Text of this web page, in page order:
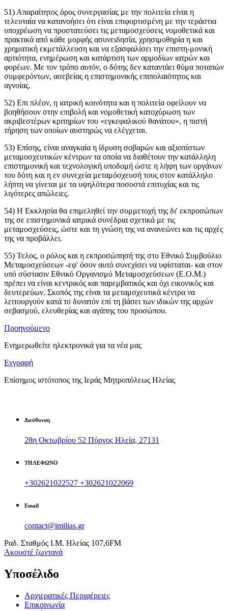
51) Απαραίτητος όρος συνεργασίας με την πολιτεία είναι η
τελευταία να κατανοήσει ότι είναι επιφορτισμένη με την τεράστια
υποχρέωση να προστατεύσει τις μεταμοσχεύσεις νομοθετικά και
πρακτικά από κάθε μορφής ασυνειδησία, χρησιμοθηρία η και
χρηματική εκμετάλλευση και να εξασφαλίσει την επιστη-μονική
αρτιότητα, ενημέρωση και κατάρτιση των αρμοδίων ιατρών και
φορέων. Με τον τρόπο αυτόν, ο δότης δεν καταντάει θύμα ποταπών
συμφερόντων, ασεβείας η επιστημονικής επιπολαιότητος και
αγνοίας.
52) Επι πλέον, η ιατρική κοινότητα και η πολιτεία οφείλουν να
βοηθήσουν στην επιβολή και νομοθετική κατοχύρωση των
ακριβεστέρων κριτηρίων του «εγκεφαλικού θανάτου», η πιστή
τήρηση των οποίων αυστηρώς να ελέγχεται.
53) Επίσης, είναι αναγκαία η ίδρυση σοβαρών και αξιοπίστων
μεταμοσχευτικών κέντρων τα οποία να διαθέτουν την κατάλληλη
επιστημονική και τεχνολογική υποδομή ώστε η λήψη των οργάνων
του δότη και η εν συνεχεία μεταμόσχευσή τους στον κατάλληλο
λήπτη να γίνεται με τα υψηλότερα ποσοστά επιτυχίας και τις
λιγότερες απώλειες.
54) Η Εκκλησία θα επιμεληθεί την συμμετοχή της δι' εκπροσώπων
της σε επιστημονικά ιατρικά συνέδρια σχετικά με τις
μεταμοσχεύσεις, ώστε και τη γνώση της να ανανεώνει και τις αρχές
της να προβάλλει.
55) Τελος, ο ρόλος και η εκπροσώπησή της στο Εθνικό Συμβούλιο
Μεταμοσχεύσεων -εφ' όσον αυτό συνεχίσει να υφίσταται- και στον
υπό σύστασιν Εθνικό Οργανισμό Μεταμοσχεύσεων (Ε.Ο.Μ.)
πρέπει να είναι κεντρικός και παρεμβατικός και όχι εικονικός και
δευτερεύων. Σκοπός της είναι τα μεταμσχευτικά κέντρα να
λειτουργούν κατά το δυνατόν επί τη βάσει των ιδικών της αρχών
σεβασμού, ελευθερίας και αγάπης του προσώπου.
Προηγούμενο
Ενημερωθείτε ηλεκτρονικά για τα νέα μας
Εγγραφή
Επίσημος ιστότοπος της Ιεράς Μητροπόλεως Ηλείας
Διεύθυνση
28η Οκτωβρίου 52 Πύργος Ηλεία, 27131
ΤΗΛΕΦΩΝΟ
+302621022527 +302621022069
Email
contact@imilias.gr
Ραδ. Σταθμός Ι.Μ. Ηλείας 107,6FM
Aκουστέ ζωντανά
Υποσέλιδο
Αρχιερατικές Περιφέρειες
Επικοινωνία